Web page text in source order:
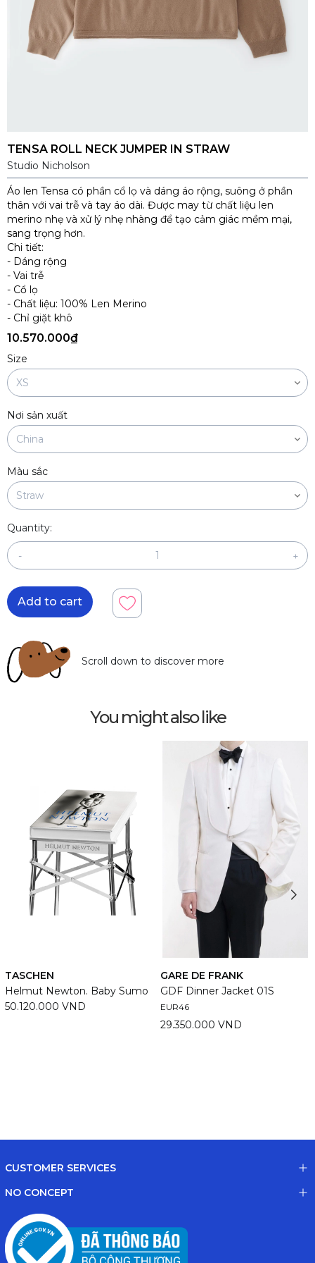
TENSA ROLL NECK JUMPER IN STRAW
Studio Nicholson
Áo len Tensa có phần cổ lọ và dáng áo rộng, suông ở phần
thân với vai trễ và tay áo dài. Được may từ chất liệu len
merino nhẹ và xử lý nhẹ nhàng để tạo cảm giác mềm mại,
sang trọng hơn.
Chi tiết:
- Dáng rộng
- Vai trễ
- Cổ lọ
- Chất liệu: 100% Len Merino
- Chỉ giặt khô
10.570.000₫
Size
Nơi sản xuất
Màu sắc
Quantity:
- +
Add to cart
Scroll down to discover more
You might also like
TASCHEN
Helmut Newton. Baby Sumo
50.120.000 VND
GARE DE FRANK
GDF Dinner Jacket 01S
EUR46
29.350.000 VND
CUSTOMER SERVICES
NO CONCEPT